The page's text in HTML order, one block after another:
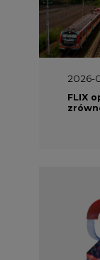
2026-
FLIX